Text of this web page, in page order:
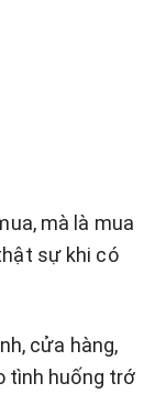
mà là mua
sự khi có
cửa hàng,
tình huống trớ